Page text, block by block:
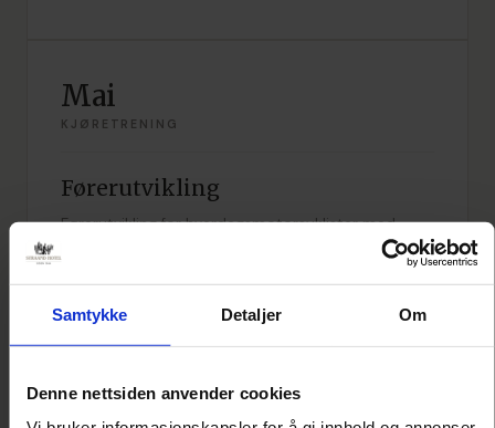
Samtykke Detaljer Om
Denne nettsiden anvender cookies
Mai
KJØRETRENING
Førerutvikling
Førerutvikling for hverdagsmotorsyklister med
kjøregårdsøvelser på asfalt og grus. En trygg og
lærerik start på sesongen for både nye og erfarne
LES MER →